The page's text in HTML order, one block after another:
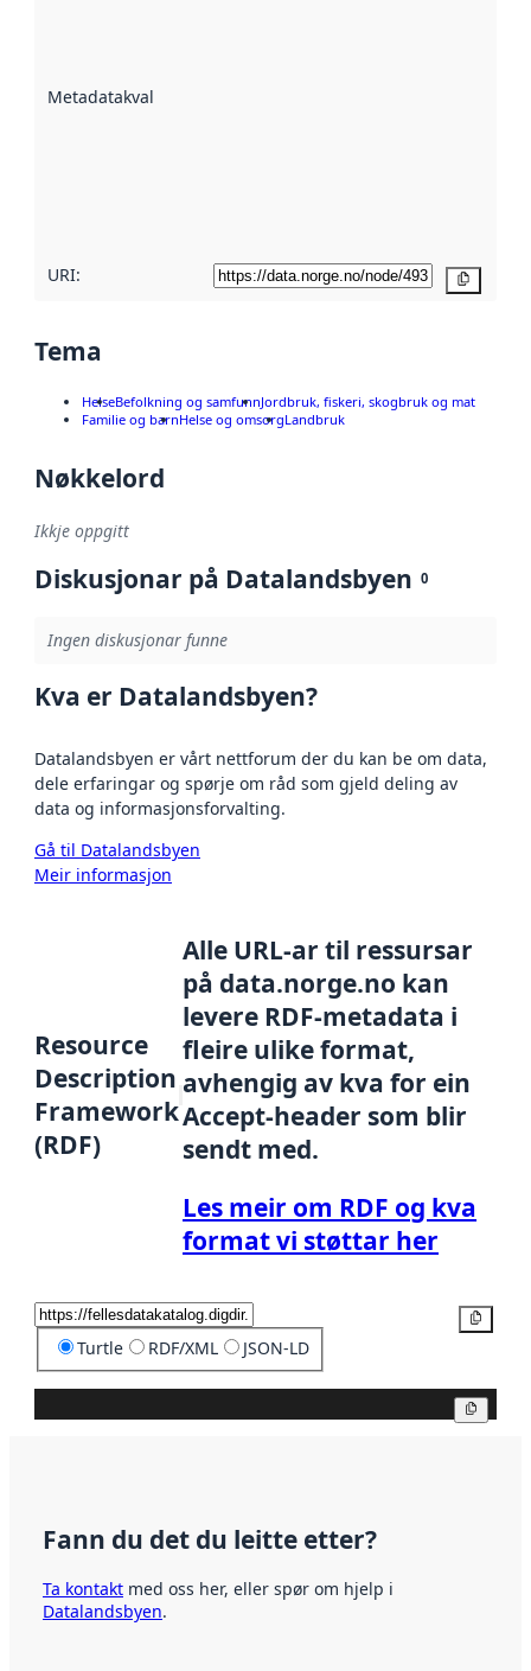
Metadatakvalitet
URI:
Tema
HelseBefolkning og samfunnJordbruk, fiskeri, skogbruk og mat
Familie og barnHelse og omsorgLandbruk
Nøkkelord
Ikkje oppgitt
Diskusjonar på Datalandsbyen 0
Ingen diskusjonar funne
Kva er Datalandsbyen?
Datalandsbyen er vårt nettforum der du kan be om data,
dele erfaringar og spørje om råd som gjeld deling av
data og informasjonsforvalting.
Gå til Datalandsbyen
Meir informasjon
Resource
Description
Framework
(RDF)
Alle URL-ar til ressursar
på data.norge.no kan
levere RDF-metadata i
fleire ulike format,
avhengig av kva for ein
Accept-header som blir
sendt med.
Les meir om RDF og kva
format vi støttar her
Turtle RDF/XML JSON-LD
Fann du det du leitte etter?
Ta kontakt med oss her, eller spør om hjelp i
Datalandsbyen.